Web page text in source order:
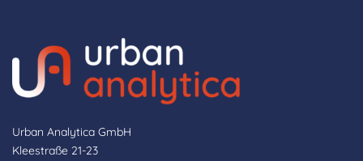
Urban Analytica GmbH
Kleestraße 21-23